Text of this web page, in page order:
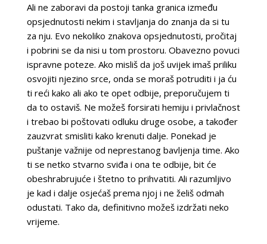
Ali ne zaboravi da postoji tanka granica između
opsjednutosti nekim i stavljanja do znanja da si tu
za nju. Evo nekoliko znakova opsjednutosti, pročitaj
i pobrini se da nisi u tom prostoru. Obavezno povuci
ispravne poteze. Ako misliš da još uvijek imaš priliku
osvojiti njezino srce, onda se moraš potruditi i ja ću
ti reći kako ali ako te opet odbije, preporučujem ti
da to ostaviš. Ne možeš forsirati hemiju i privlačnost
i trebao bi poštovati odluku druge osobe, a također
zauzvrat smisliti kako krenuti dalje. Ponekad je
puštanje važnije od neprestanog bavljenja time. Ako
ti se netko stvarno sviđa i ona te odbije, bit će
obeshrabrujuće i štetno to prihvatiti. Ali razumljivo
je kad i dalje osjećaš prema njoj i ne želiš odmah
odustati. Tako da, definitivno možeš izdržati neko
vrijeme.